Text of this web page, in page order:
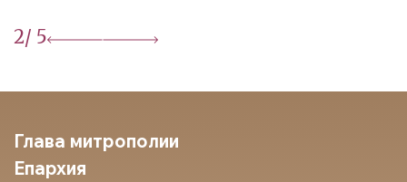
2/ 5
Глава митрополии
Епархия